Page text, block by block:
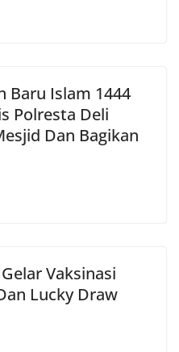
Baru Islam 1444
Polresta Deli
Dan Bagikan
Vaksinasi
Lucky Draw